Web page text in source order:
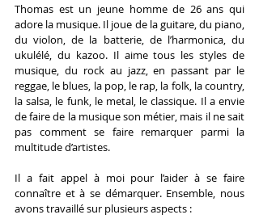
Thomas est un jeune homme de 26 ans qui
adore la musique. Il joue de la guitare, du piano,
du violon, de la batterie, de l’harmonica, du
ukulélé, du kazoo. Il aime tous les styles de
musique, du rock au jazz, en passant par le
reggae, le blues, la pop, le rap, la folk, la country,
la salsa, le funk, le metal, le classique. Il a envie
de faire de la musique son métier, mais il ne sait
pas comment se faire remarquer parmi la
multitude d’artistes.
Il a fait appel à moi pour l’aider à se faire
connaître et à se démarquer. Ensemble, nous
avons travaillé sur plusieurs aspects :